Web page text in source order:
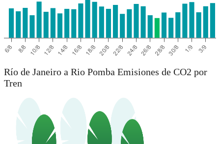
Río de Janeiro a Rio Pomba Emisiones de CO2 por
Tren